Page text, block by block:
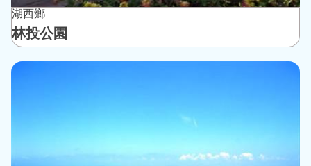
湖西鄉
林投公園